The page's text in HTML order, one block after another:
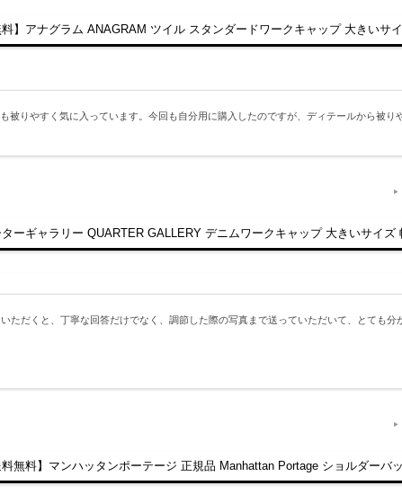
】アナグラム ANAGRAM ツイル スタンダードワークキャップ 大きいサ
りやすく気に入っています。今回も自分用に購入したのですが、ディテールから被り
ーギャラリー QUARTER GALLERY デニムワークキャップ 大きいサイ
だくと、丁寧な回答だけでなく、調節した際の写真まで送っていただいて、とても分
無料】マンハッタンポーテージ 正規品 Manhattan Portage ショルダーバ